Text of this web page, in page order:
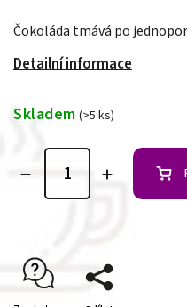
Čokoláda tmává po
Detailní informace
Skladem (>5 ks)